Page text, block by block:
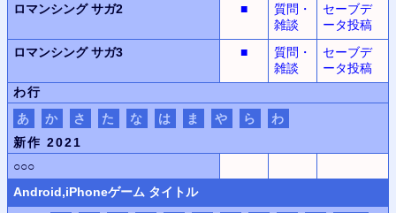
ロマンシング サガ2
■
質問・
雑談
セーブデ
ータ投稿
ロマンシング サガ3
■
質問・
雑談
セーブデ
ータ投稿
わ行
あ
か さ た な は ま や ら
わ
新作 2021
○○○
Android,iPhoneゲーム タイトル